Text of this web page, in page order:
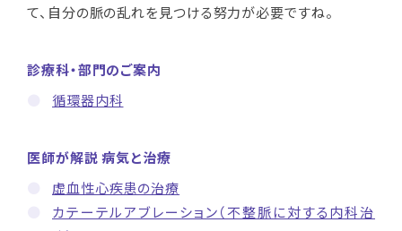
て、自分の脈の乱れを見つける努力が必要ですね。
診療科・部門のご案内
循環器内科
医師が解説 病気と治療
虚血性心疾患の治療
カテーテルアブレーション（不整脈に対する内科治